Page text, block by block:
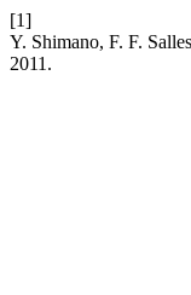
[1]
Y. Shimano, F. F.
2011.